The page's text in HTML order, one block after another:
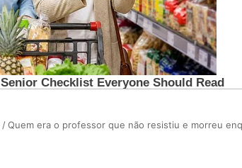
/Quem era o professor que não resistiu e morreu